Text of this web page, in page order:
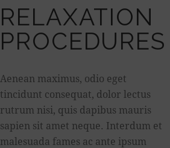
RELAXATION
PROCEDURES
Aenean maximus, odio eget
tincidunt consequat, dolor lectus
rutrum nisi, quis dapibus mauris
sapien sit amet neque. Interdum et
malesuada fames ac ante ipsum